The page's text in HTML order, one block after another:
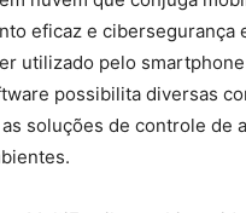
eficaz e cibersegurança
utilizado pelo
possibilita diversas
soluções de controle de